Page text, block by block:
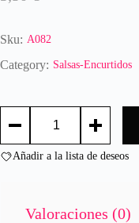
o
a
n
0
Sku: A082
Category: Salsas-Encurtidos
tabasco
cantidad
Añadir a la lista de deseos
Valoraciones (0)